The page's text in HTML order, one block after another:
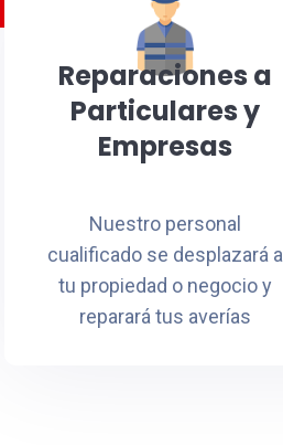
Reparaciones a
Particulares y
Empresas
Nuestro personal
cualificado se desplazará a
tu propiedad o negocio y
reparará tus averías